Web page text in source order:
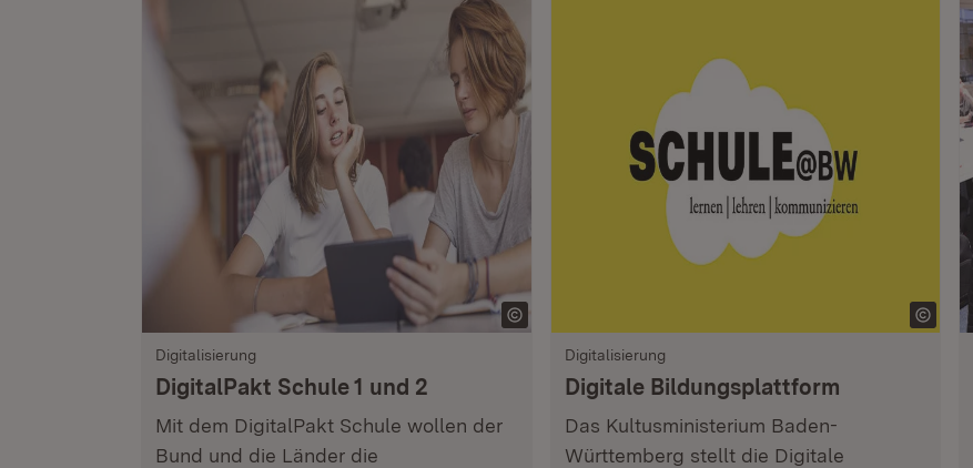
Digitalisierung
DigitalPakt Schule 1 und 2
Mit dem DigitalPakt Schule wollen der
Bund und die Länder die
Digitalisierung
Digitale Bildungsplattform
Das Kultusministerium Baden-
Württemberg stellt die Digitale